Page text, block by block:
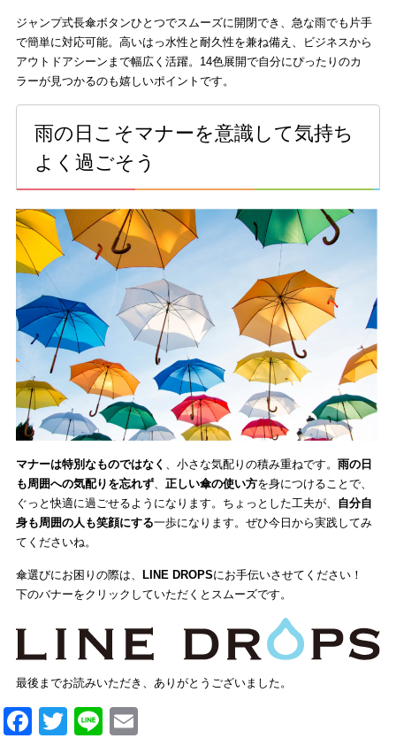
ジャンプ式長傘ボタンひとつでスムーズに開閉でき、急な雨でも片手
で簡単に対応可能。高いはっ水性と耐久性を兼ね備え、ビジネスから
アウトドアシーンまで幅広く活躍。14色展開で自分にぴったりのカ
ラーが見つかるのも嬉しいポイントです。
雨の日こそマナーを意識して気持ち
よく過ごそう
マナーは特別なものではなく 、小さな気配りの積み重ねです。 雨の日
も周囲への気配りを忘れず、 正しい傘の使い方を身につけることで、
ぐっと快適に過ごせるようになります。ちょっとした工夫が、 自分自
身も周囲の人も笑顔にする一歩になります。ぜひ今日から実践してみ
てくださいね。
傘選びにお困りの際は、 LINE DROPSにお手伝いさせてください！
下のバナーをクリックしていただくとスムーズです。
最後までお読みいただき、ありがとうございました。
F
T
Li